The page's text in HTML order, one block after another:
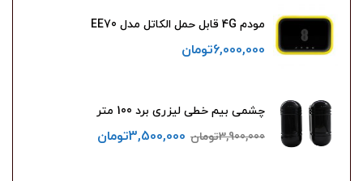
مودم 4G قابل حمل الکاتل مدل EE70
6,000,000تومان
چشمی بیم خطی لیزری برد 100 متر
3,900,000تومان 3,500,000تومان